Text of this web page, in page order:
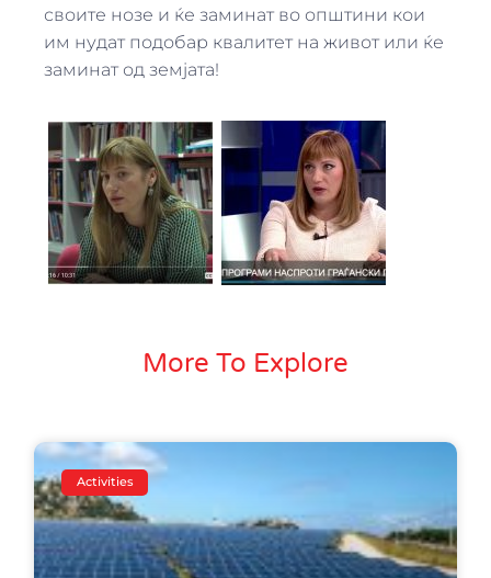
своите нозе и ќе заминат во општини кои
им нудат подобар квалитет на живот или ќе
заминат од земјата!
More To Explore
Activities